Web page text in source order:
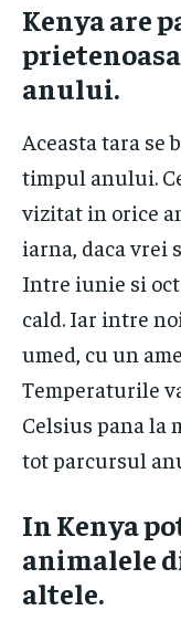
​Kenya are
anului.
Aceasta tara se
timpul anului.
vizitat in orice
iarna, daca vrei
Intre iunie si
cald. Iar intre
umed, cu un
Temperaturile
Celsius pana la
tot parcursul
​In Kenya
animalele
altele.